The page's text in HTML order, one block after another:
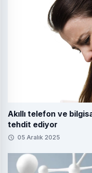
Akıllı telefon ve
tehdit ediyor
05 Aralık 2025